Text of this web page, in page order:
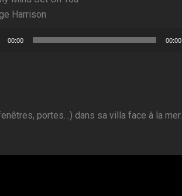
Harrison
00:00 00:00
portes…) dans sa villa face à la mer.